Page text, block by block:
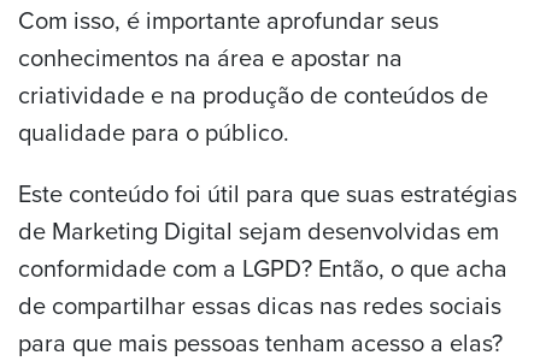
Com isso, é importante aprofundar seus
conhecimentos na área e apostar na
criatividade e na produção de conteúdos de
qualidade para o público.
Este conteúdo foi útil para que suas estratégias
de Marketing Digital sejam desenvolvidas em
conformidade com a LGPD? Então, o que acha
de compartilhar essas dicas nas redes sociais
para que mais pessoas tenham acesso a elas?